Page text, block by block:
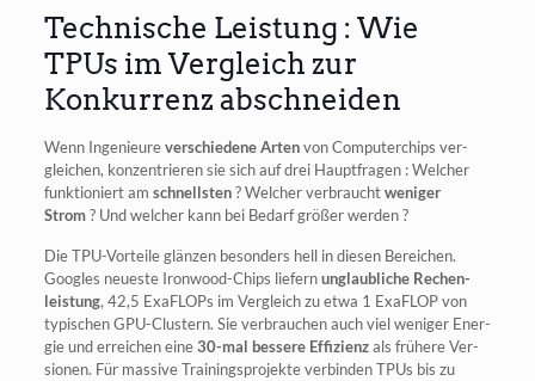
Technische Leistung : Wie
TPUs im Vergleich zur
Konkurrenz abschneiden
Wenn Inge­nieu­rever­schie­de­ne Artenvon Com­pu­ter­chips ver­
glei­chen, kon­zen­trie­ren sie sich auf drei Haupt­fra­gen : Wel­cher
funk­tio­niert am schnells­ten? Wel­cher ver­brauchtweni­ger
Strom? Und wel­cher kann bei Bedarf grö­ßer werden ?
Die TPU-Vor­tei­le glän­zen beson­ders hell in die­sen Berei­chen.
Goo­gles neu­es­te Iron­wood-Chips lie­fernunglaub­li­che Rechen­
leis­tung, 42,5 Exa­FLOPs im Ver­gleich zu etwa 1 Exa­FLOP von
typi­schen GPU-Clus­tern. Sie ver­brau­chen auch viel weni­ger Ener­
gie und errei­chen eine30-mal bes­se­re Effi­zi­enzals frü­he­re Ver­
sio­nen. Für mas­si­ve Trai­nings­pro­jek­te ver­bin­den TPUs bis zu